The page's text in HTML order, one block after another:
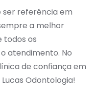
ser referência em
a melhor
todos os
atendimento. No
de confiança em
Odontologia!